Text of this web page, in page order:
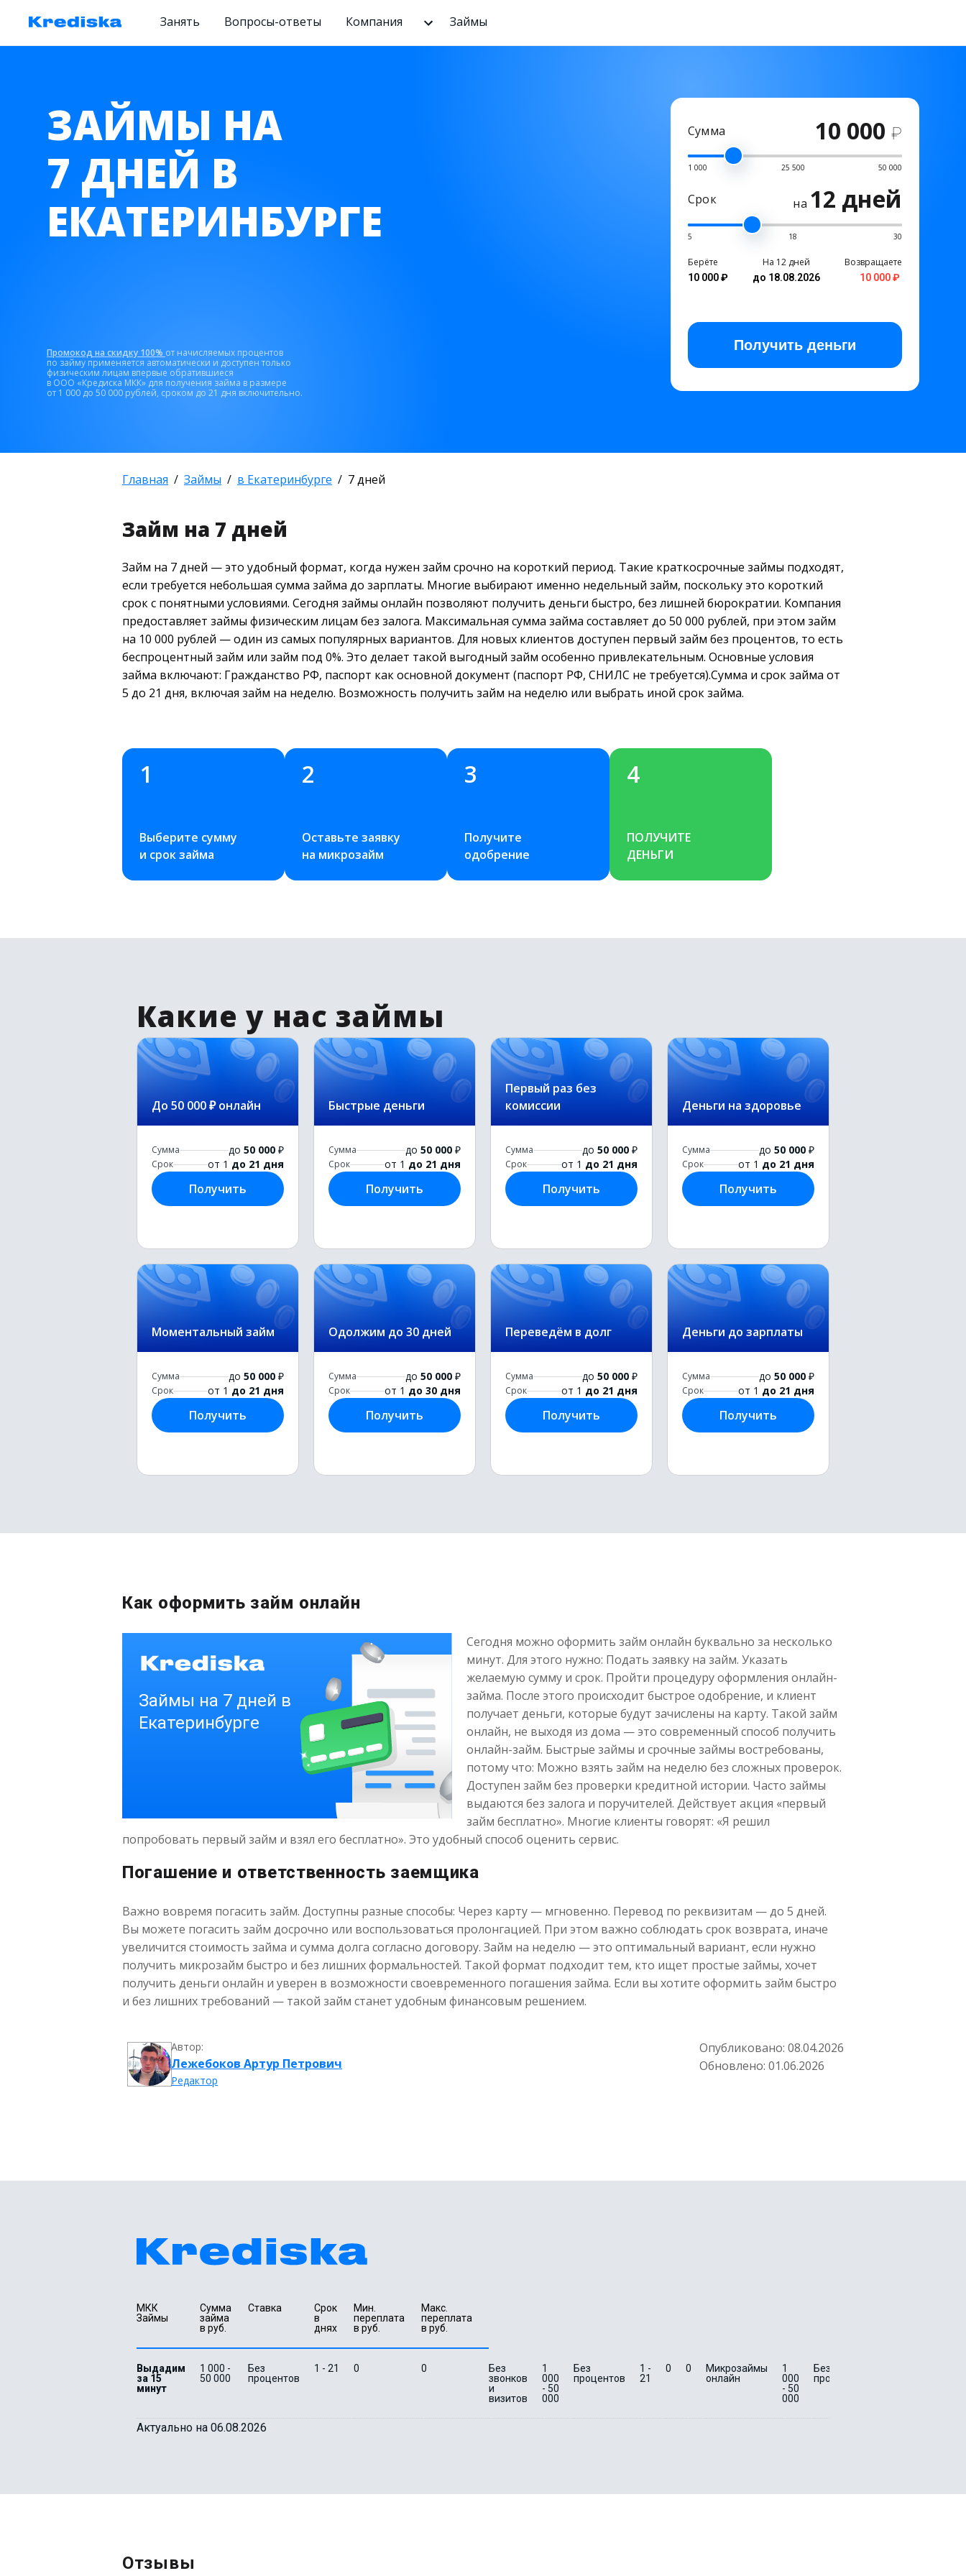
Занять Вопросы-ответы Компания Займы
ЗАЙМЫ НА
7 ДНЕЙ В
ЕКАТЕРИНБУРГЕ
Промокод на скидку 100% от начисляемых процентов
по займу применяется автоматически и доступен только
физическим лицам впервые обратившиеся
в ООО «Кредиска МКК» для получения займа в размере
от 1 000 до 50 000 рублей, сроком до 21 дня включительно.
Сумма 10 000 ₽
1 000 25 500 50 000
Срок на 12 дней
5 18 30
Берёте
10 000 ₽
На 12 дней
до 18.08.2026
Возвращаете
10 000 ₽
Получить деньги
Главная Займы в Екатеринбурге 7 дней
Займ на 7 дней
Займ на 7 дней — это удобный формат, когда нужен займ срочно на короткий период. Такие краткосрочные займы подходят,
если требуется небольшая сумма займа до зарплаты. Многие выбирают именно недельный займ, поскольку это короткий
срок с понятными условиями. Сегодня займы онлайн позволяют получить деньги быстро, без лишней бюрократии. Компания
предоставляет займы физическим лицам без залога. Максимальная сумма займа составляет до 50 000 рублей, при этом займ
на 10 000 рублей — один из самых популярных вариантов. Для новых клиентов доступен первый займ без процентов, то есть
беспроцентный займ или займ под 0%. Это делает такой выгодный займ особенно привлекательным. Основные условия
займа включают: Гражданство РФ, паспорт как основной документ (паспорт РФ, СНИЛС не требуется).Сумма и срок займа от
5 до 21 дня, включая займ на неделю. Возможность получить займ на неделю или выбрать иной срок займа.
1
Выберите сумму
и срок займа
2
Оставьте заявку
на микрозайм
3
Получите
одобрение
4
ПОЛУЧИТЕ
ДЕНЬГИ
Какие у нас займы
До 50 000 ₽ онлайн
Сумма до 50 000 ₽
Срок от 1 до 21 дня
Получить
Быстрые деньги
Сумма до 50 000 ₽
Срок от 1 до 21 дня
Получить
Первый раз без
комиссии
Сумма до 50 000 ₽
Срок от 1 до 21 дня
Получить
Деньги на здоровье
Сумма до 50 000 ₽
Срок от 1 до 21 дня
Получить
Моментальный займ
Сумма до 50 000 ₽
Срок от 1 до 21 дня
Получить
Одолжим до 30 дней
Сумма до 50 000 ₽
Срок от 1 до 30 дня
Получить
Переведём в долг
Сумма до 50 000 ₽
Срок от 1 до 21 дня
Получить
Деньги до зарплаты
Сумма до 50 000 ₽
Срок от 1 до 21 дня
Получить
Как оформить займ онлайн
Сегодня можно оформить займ онлайн буквально за несколько
минут. Для этого нужно: Подать заявку на займ. Указать
желаемую сумму и срок. Пройти процедуру оформления онлайн-
займа. После этого происходит быстрое одобрение, и клиент
получает деньги, которые будут зачислены на карту. Такой займ
онлайн, не выходя из дома — это современный способ получить
онлайн-займ. Быстрые займы и срочные займы востребованы,
потому что: Можно взять займ на неделю без сложных проверок.
Доступен займ без проверки кредитной истории. Часто займы
выдаются без залога и поручителей. Действует акция «первый
займ бесплатно». Многие клиенты говорят: «Я решил
попробовать первый займ и взял его бесплатно». Это удобный способ оценить сервис.
Погашение и ответственность заемщика
Важно вовремя погасить займ. Доступны разные способы: Через карту — мгновенно. Перевод по реквизитам — до 5 дней.
Вы можете погасить займ досрочно или воспользоваться пролонгацией. При этом важно соблюдать срок возврата, иначе
увеличится стоимость займа и сумма долга согласно договору. Займ на неделю — это оптимальный вариант, если нужно
получить микрозайм быстро и без лишних формальностей. Такой формат подходит тем, кто ищет простые займы, хочет
получить деньги онлайн и уверен в возможности своевременного погашения займа. Если вы хотите оформить займ быстро
и без лишних требований — такой займ станет удобным финансовым решением.
Автор:
Лежебоков Артур Петрович
Редактор
Опубликовано: 08.04.2026
Обновлено: 01.06.2026
МКК
Займы
Сумма
займа
в руб.
Ставка
Срок
в
днях
Мин.
переплата
в руб.
Макс.
переплата
в руб.
Выдадим
за 15
минут
1 000 -
50 000
Без
процентов
1 - 21 0 0
Без
звонков
и
визитов
1
000
- 50
000
Без
процентов
1 -
21
0 0
Микрозаймы
онлайн
1
000
- 50
000
Без
процентов
Актуально на 06.08.2026
Отзывы